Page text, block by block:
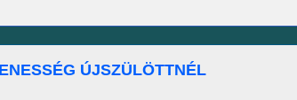
ÚJSZÜLÖTTNÉL